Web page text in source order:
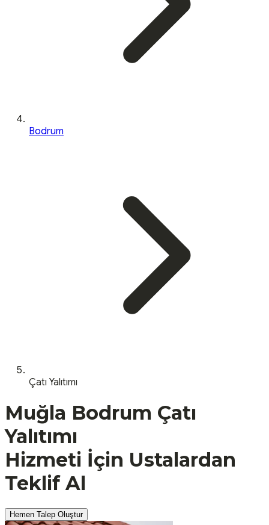
Bodrum
Çatı Yalıtımı
Muğla Bodrum Çatı
Yalıtımı
Hizmeti İçin Ustalardan
Teklif Al
Hemen Talep Oluştur